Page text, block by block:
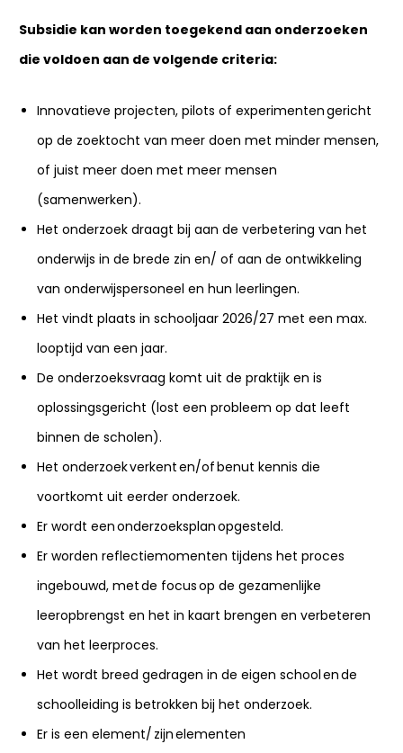
Subsidie kan worden toegekend aan onderzoeken
die voldoen aan de volgende criteria:
Innovatieve projecten, pilots of experimenten gericht
op de zoektocht van meer doen met minder mensen,
of juist meer doen met meer mensen
(samenwerken).
Het onderzoek draagt bij aan de verbetering van het
onderwijs in de brede zin en/ of aan de ontwikkeling
van onderwijspersoneel en hun leerlingen.
Het vindt plaats in schooljaar 2026/27 met een max.
looptijd van een jaar.
De onderzoeksvraag komt uit de praktijk en is
oplossingsgericht (lost een probleem op dat leeft
binnen de scholen).
Het onderzoek verkent en/of benut kennis die
voortkomt uit eerder onderzoek.
Er wordt een onderzoeksplan opgesteld.
Er worden reflectiemomenten tijdens het proces
ingebouwd, met de focus op de gezamenlijke
leeropbrengst en het in kaart brengen en verbeteren
van het leerproces.
Het wordt breed gedragen in de eigen school en de
schoolleiding is betrokken bij het onderzoek.
Er is een element/ zijn elementen